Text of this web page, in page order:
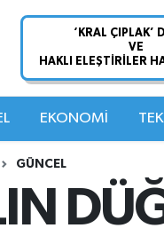
EKONOMİ
GÜNCEL